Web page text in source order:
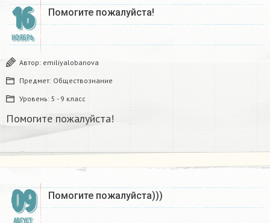
16
НОЯБРЬ
Помогите пожалуйста!​
Автор: emiliyalobanova
Предмет: Обществознание
Уровень: 5 - 9 класс
Помогите пожалуйста!​
09
АВГУСТ
Помогите пожалуйста)))